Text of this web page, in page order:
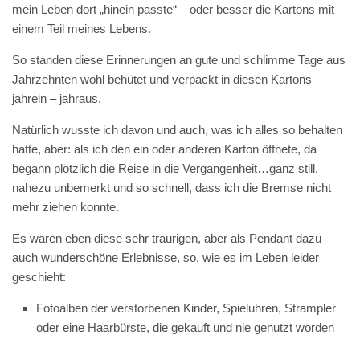
mein Leben dort „hinein passte“ – oder besser die Kartons mit
einem Teil meines Lebens.
So standen diese Erinnerungen an gute und schlimme Tage aus
Jahrzehnten wohl behütet und verpackt in diesen Kartons –
jahrein – jahraus.
Natürlich wusste ich davon und auch, was ich alles so behalten
hatte, aber: als ich den ein oder anderen Karton öffnete, da
begann plötzlich die Reise in die Vergangenheit…ganz still,
nahezu unbemerkt und so schnell, dass ich die Bremse nicht
mehr ziehen konnte.
Es waren eben diese sehr traurigen, aber als Pendant dazu
auch wunderschöne Erlebnisse, so, wie es im Leben leider
geschieht:
Fotoalben der verstorbenen Kinder, Spieluhren, Strampler
oder eine Haarbürste, die gekauft und nie genutzt worden